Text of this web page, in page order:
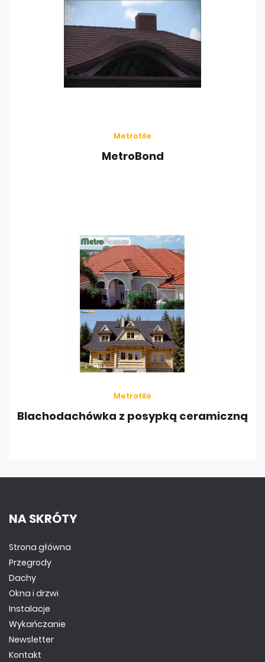
Metrotile
MetroBond
Metrotile
Blachodachówka z posypką ceramiczną
NA SKRÓTY
Strona główna
Przegrody
Dachy
Okna i drzwi
Instalacje
Wykańczanie
Newsletter
Kontakt